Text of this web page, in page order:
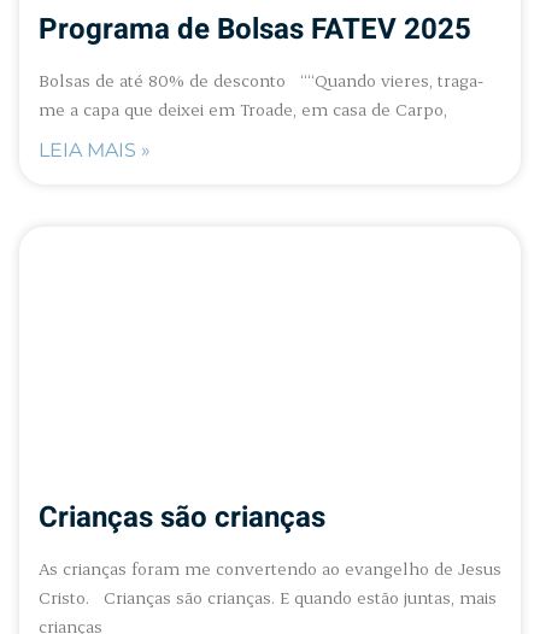
Programa de Bolsas FATEV 2025
Bolsas de até 80% de desconto ““Quando vieres, traga-
me a capa que deixei em Troade, em casa de Carpo,
LEIA MAIS »
Crianças são crianças
As crianças foram me convertendo ao evangelho de Jesus
Cristo. Crianças são crianças. E quando estão juntas, mais
crianças